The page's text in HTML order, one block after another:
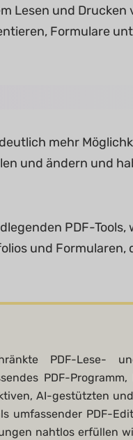
Lesen und Drucken
Formulare
mehr
und ändern und
PDF-Tools,
und Formularen,
PDF-Lese-
PDF-
AI-gestützten
umfassender PDF-
nahtlos erfüllen